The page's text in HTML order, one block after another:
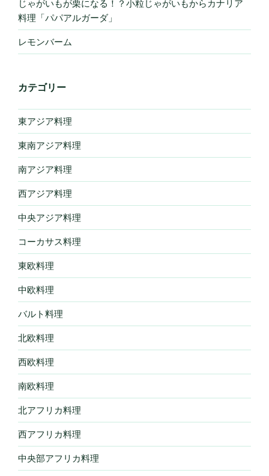
じゃがいもが栗になる！？小粒じゃがいもからカナリア
料理「パパアルガーダ」
レモンバーム
カテゴリー
東アジア料理
東南アジア料理
南アジア料理
西アジア料理
中央アジア料理
コーカサス料理
東欧料理
中欧料理
バルト料理
北欧料理
西欧料理
南欧料理
北アフリカ料理
西アフリカ料理
中央部アフリカ料理